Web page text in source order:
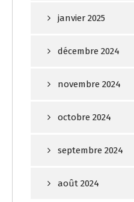
janvier 2025
décembre 2024
novembre 2024
octobre 2024
septembre 2024
août 2024